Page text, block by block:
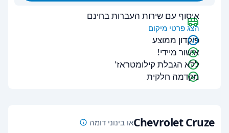
איסוף עם שירות העברות בחינם
הצג פרטי מיקום
פיקדון ממוצע
אישור מיידי!
ללא הגבלת קילומטראז'
מקדמה חלקית
Chevrolet Cruzeאו בינוני דומה